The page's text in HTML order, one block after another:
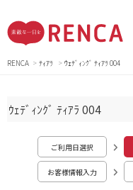
RENCA ﾃｨｱﾗ ｳｪﾃﾞｨﾝｸﾞ ﾃｨｱﾗ 004
ｳｪﾃﾞｨﾝｸﾞ ﾃｨｱﾗ 004
ご利用日選択
お客様情報入力